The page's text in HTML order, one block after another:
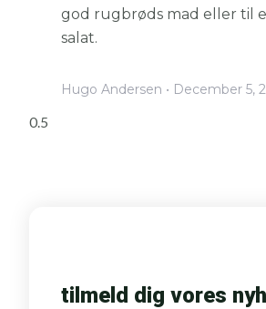
god rugbrøds mad eller til
salat.
Hugo Andersen December 5,
tilmeld dig vores